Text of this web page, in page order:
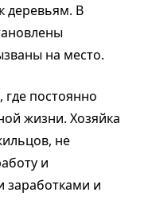
деревьям. В
на место.
постоянно
жизни. Хозяйка
не
и
заработками и